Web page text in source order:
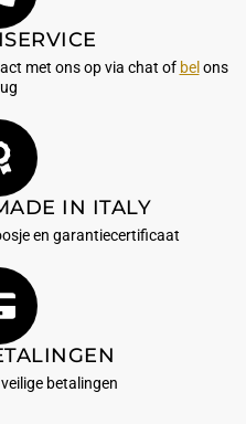
met ons op via chat of bel ons
IN ITALY
en garantiecertificaat
betalingen